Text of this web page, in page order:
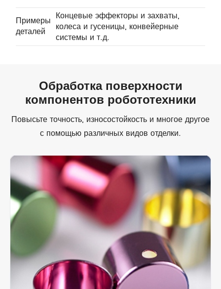
Примеры
деталей
Концевые эффекторы и захваты,
колеса и гусеницы, конвейерные
системы и т.д.
Обработка поверхности
компонентов робототехники
Повысьте точность, износостойкость и многое другое
с помощью различных видов отделки.